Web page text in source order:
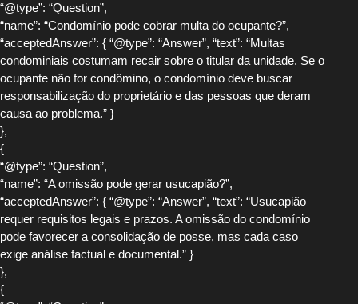
“@type”: “Question”,
“name”: “Condomínio pode cobrar multa do ocupante?”,
“acceptedAnswer”: { “@type”: “Answer”, “text”: “Multas
condominiais costumam recair sobre o titular da unidade. Se o
ocupante não for condômino, o condomínio deve buscar
responsabilização do proprietário e das pessoas que deram
causa ao problema.” }
},
{
“@type”: “Question”,
“name”: “A omissão pode gerar usucapião?”,
“acceptedAnswer”: { “@type”: “Answer”, “text”: “Usucapião
requer requisitos legais e prazos. A omissão do condomínio
pode favorecer a consolidação de posse, mas cada caso
exige análise factual e documental.” }
},
{